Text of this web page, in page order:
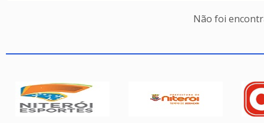
Não foi